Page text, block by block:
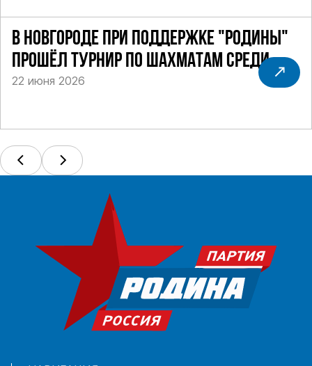
В НОВГОРОДЕ ПРИ ПОДДЕРЖКЕ "РОДИНЫ"
ПРОШЁЛ ТУРНИР ПО ШАХМАТАМ СРЕДИ
СИЛОВИКОВ
22 июня 2026